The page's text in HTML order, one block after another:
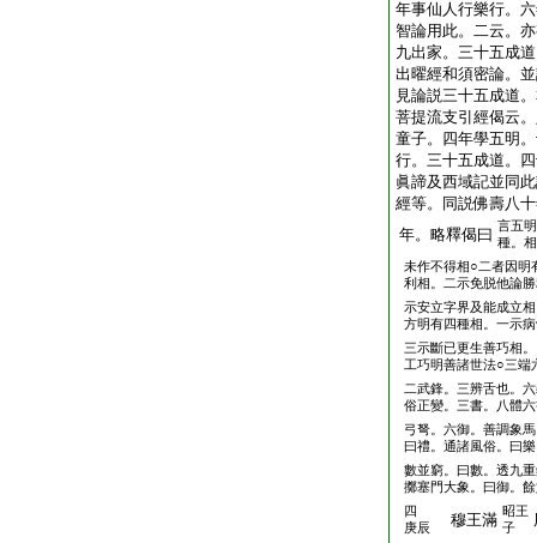
年事仙人行樂行。
智論用此。二云。
九出家。三十五成
出曜經和須密論。
見論説三十五成道
菩提流支引經偈云
童子。四年學五明
行。三十五成道。
眞諦及西域記並同
經等。同説佛壽八
年。略釋偈曰 言五
種。
未作不得相○二者因明
利相。二示免脱他論
示安立字界及能成立
方明有四種相。一示
三示斷已更生善巧相
工巧明善諸世法○三端
二武鋒。三辨舌也。
俗正變。三書。八體
弓弩。六御。善調象
曰禮。通諸風俗。曰
數並窮。曰數。透九
擲塞門大象。曰御。
四
庚辰
穆王滿 昭王
子